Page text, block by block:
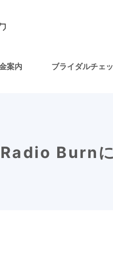
案内 ブライダルチェ
Burnに